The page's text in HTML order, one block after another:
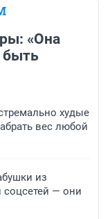
«Она
быть
худые
вес любой
из
соцсетей — они